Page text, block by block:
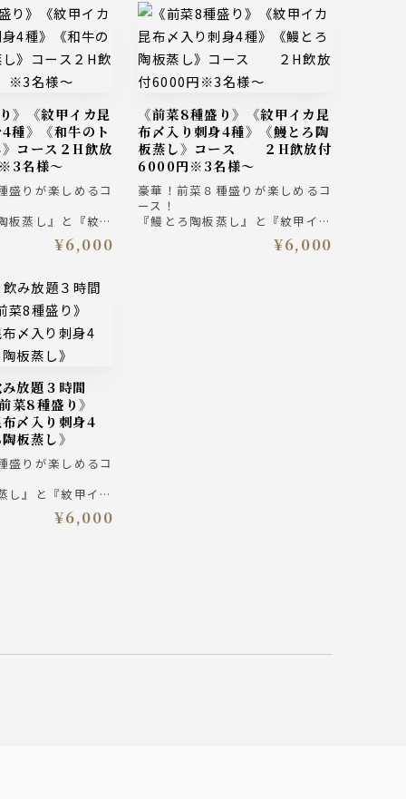
種》《和牛のト
コース２H飲放
名様～
盛りが楽しめるコ
板蒸し』と『紋甲
刺身4種盛り合わ
鉢8種』、締めは
・モルツ入り２時
プラン 6000円
¥6,000
《前菜8種盛り》《紋甲イカ昆
布〆入り刺身4種》《鰻とろ陶
板蒸し》コース ２H飲放付
6000円※3名様～
豪華！前菜８種盛りが楽しめるコ
ース！
『鰻とろ陶板蒸し』と『紋甲イカ
昆布〆入り刺身4種盛り合わ
せ』！『前菜皿鉢8種』、締めは
¥6,000
菜8種盛り》
布〆入り刺身4
板蒸し》
盛りが楽しめるコ
し』と『紋甲イカ
4種盛り合わ
鉢8種』、締めは
¥6,000